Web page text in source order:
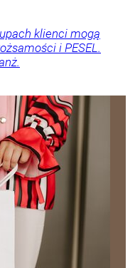
klienci mogą
i PESEL.